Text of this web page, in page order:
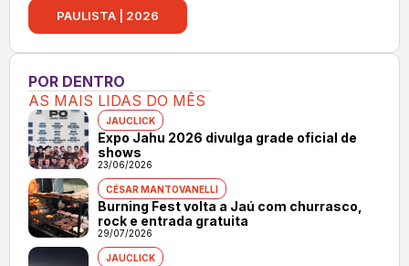
PAULISTA | 2026
POR DENTRO
AS MAIS LIDAS DO MÊS
JAUCLICK
Expo Jahu 2026 divulga grade oficial de
shows
23/06/2026
CÉSAR MANTOVANELLI
Burning Fest volta a Jaú com churrasco,
rock e entrada gratuita
29/07/2026
JAUCLICK